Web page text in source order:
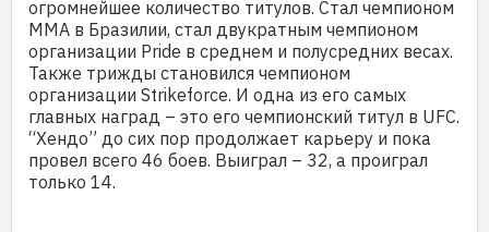
огромнейшее количество титулов. Стал чемпионом
ММА в Бразилии, стал двукратным чемпионом
организации Pride в среднем и полусредних весах.
Также трижды становился чемпионом
организации Strikeforce. И одна из его самых
главных наград – это его чемпионский титул в UFC.
“Хендо” до сих пор продолжает карьеру и пока
провел всего 46 боев. Выиграл – 32, а проиграл
только 14.